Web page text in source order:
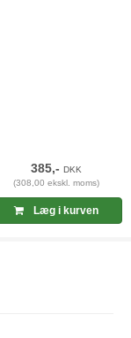
385,-DKK
(308,00 ekskl. moms)
Læg i kurven